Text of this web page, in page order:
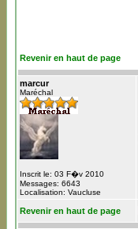
Revenir en haut de page
marcur
Maréchal
Inscrit le: 03 F�v 2010
Messages: 6643
Localisation: Vaucluse
Revenir en haut de page